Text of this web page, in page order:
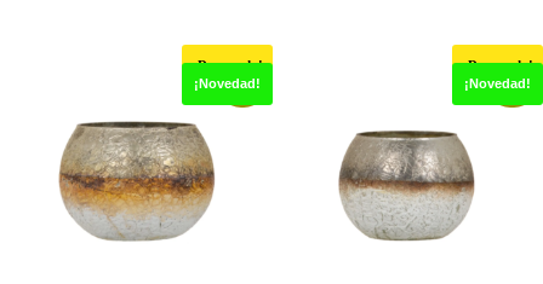
-15%
¡Destacado!
¡Novedad!
-15%
¡Destacado!
¡Novedad!